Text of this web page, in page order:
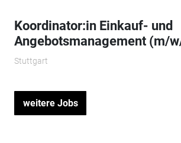
Koordinator:in Einkauf- und
Angebotsmanagement (m/
Stuttgart
weitere Jobs